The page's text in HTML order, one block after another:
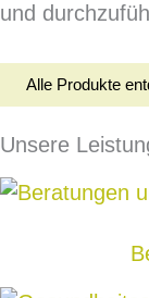
und
Alle Produkte
Unsere